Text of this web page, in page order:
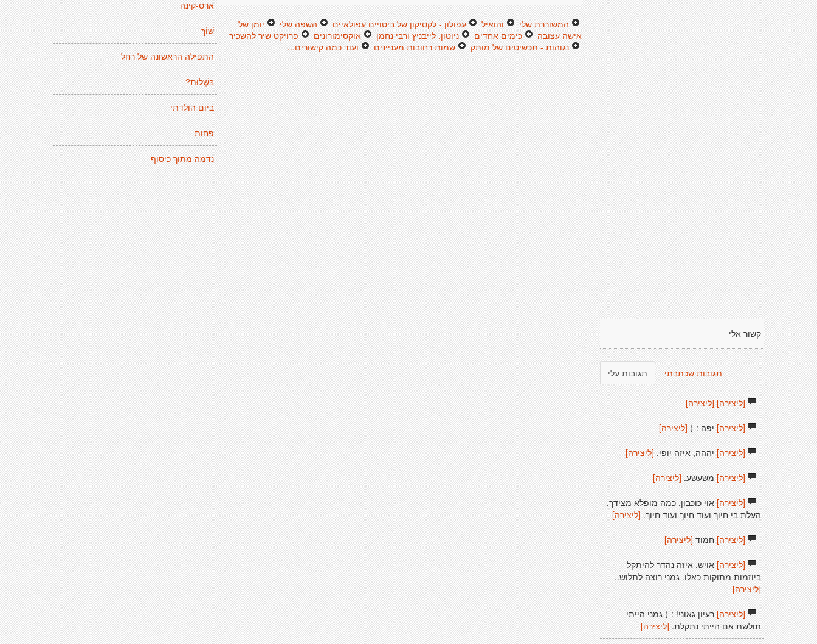
ארס-קינה
שׁוֹךְ
התפילה הראשונה של רחל
בַּשְׁלוּת?
ביום הולדתי
פחות
נדמה מתוך כיסוף
המשוררת שלי והואיל עפולון - לקסיקון של ביטויים עפולאיים השפה שלי
יומן של
אישה עצובה
כימים אחדים ניוטון, לייבניץ ורבי נחמן אוקסימורונים
פרויקט שיר להשכיר
נגוהות - תכשיטים של מותק
שמות רחובות מעניינים ועוד כמה קישורים...
קשור אלי
תגובות עלי תגובות שכתבתי
[ליצירה] [ליצירה]
[ליצירה]יפה :-) [ליצירה]
[ליצירה]יההה, איזה יופי.[ליצירה]
[ליצירה]משעשע.[ליצירה]
[ליצירה]אוי כוכבון, כמה מופלא מצידך.
העלת בי חיוך ועוד חיוך ועוד חיוך. [ליצירה]
[ליצירה]חמוד[ליצירה]
[ליצירה]אויש, איזה נהדר להיתקל
ביוזמות מתוקות כאלו. גמני רוצה לתלוש..
[ליצירה]
[ליצירה]רעיון גאוני! :-) גמני הייתי
תולשת אם הייתי נתקלת. [ליצירה]